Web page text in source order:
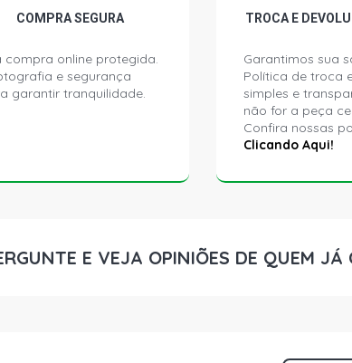
COMPRA SEGURA
compra online protegida.
e segurança
garantir tranquilidade.
TROCA E
Garantimos sua
Política de troca
simples e
não for a peça
Confira nossas
Clicando Aqui!
E VEJA OPINIÕES DE QUEM JÁ